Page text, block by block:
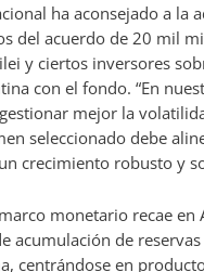
ha aconsejado a la
del acuerdo de 20 mil
y ciertos inversores
con el fondo. “En
mejor la
seleccionado debe
crecimiento robusto y
monetario recae
de
centrándose en